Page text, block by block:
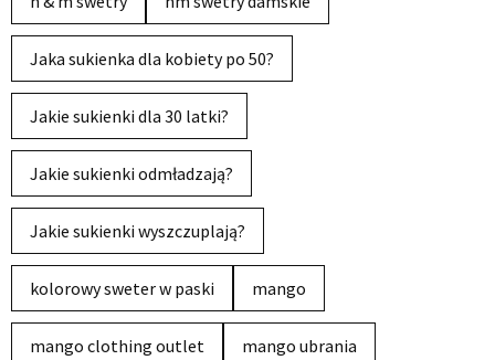
Jaka sukienka dla kobiety po 50?
Jakie sukienki dla 30 latki?
Jakie sukienki odmładzają?
Jakie sukienki wyszczuplają?
kolorowy sweter w paski mango
mango clothing outlet mango ubrania